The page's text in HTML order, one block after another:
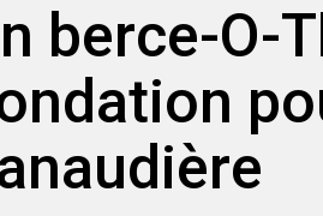
berce-O-